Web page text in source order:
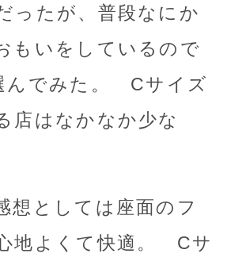
ったが、普段なにか
もいをしているので
んでみた。 Cサイズ
店はなかなか少な
想としては座面のフ
地よくて快適。 Cサ